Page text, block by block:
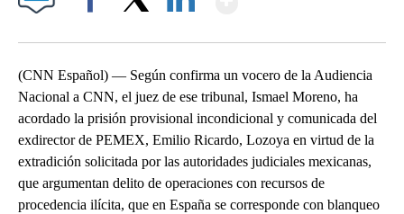
(CNN Español) — Según confirma un vocero de la Audiencia
Nacional a CNN, el juez de ese tribunal, Ismael Moreno, ha
acordado la prisión provisional incondicional y comunicada del
exdirector de PEMEX, Emilio Ricardo, Lozoya en virtud de la
extradición solicitada por las autoridades judiciales mexicanas,
que argumentan delito de operaciones con recursos de
procedencia ilícita, que en España se corresponde con blanqueo